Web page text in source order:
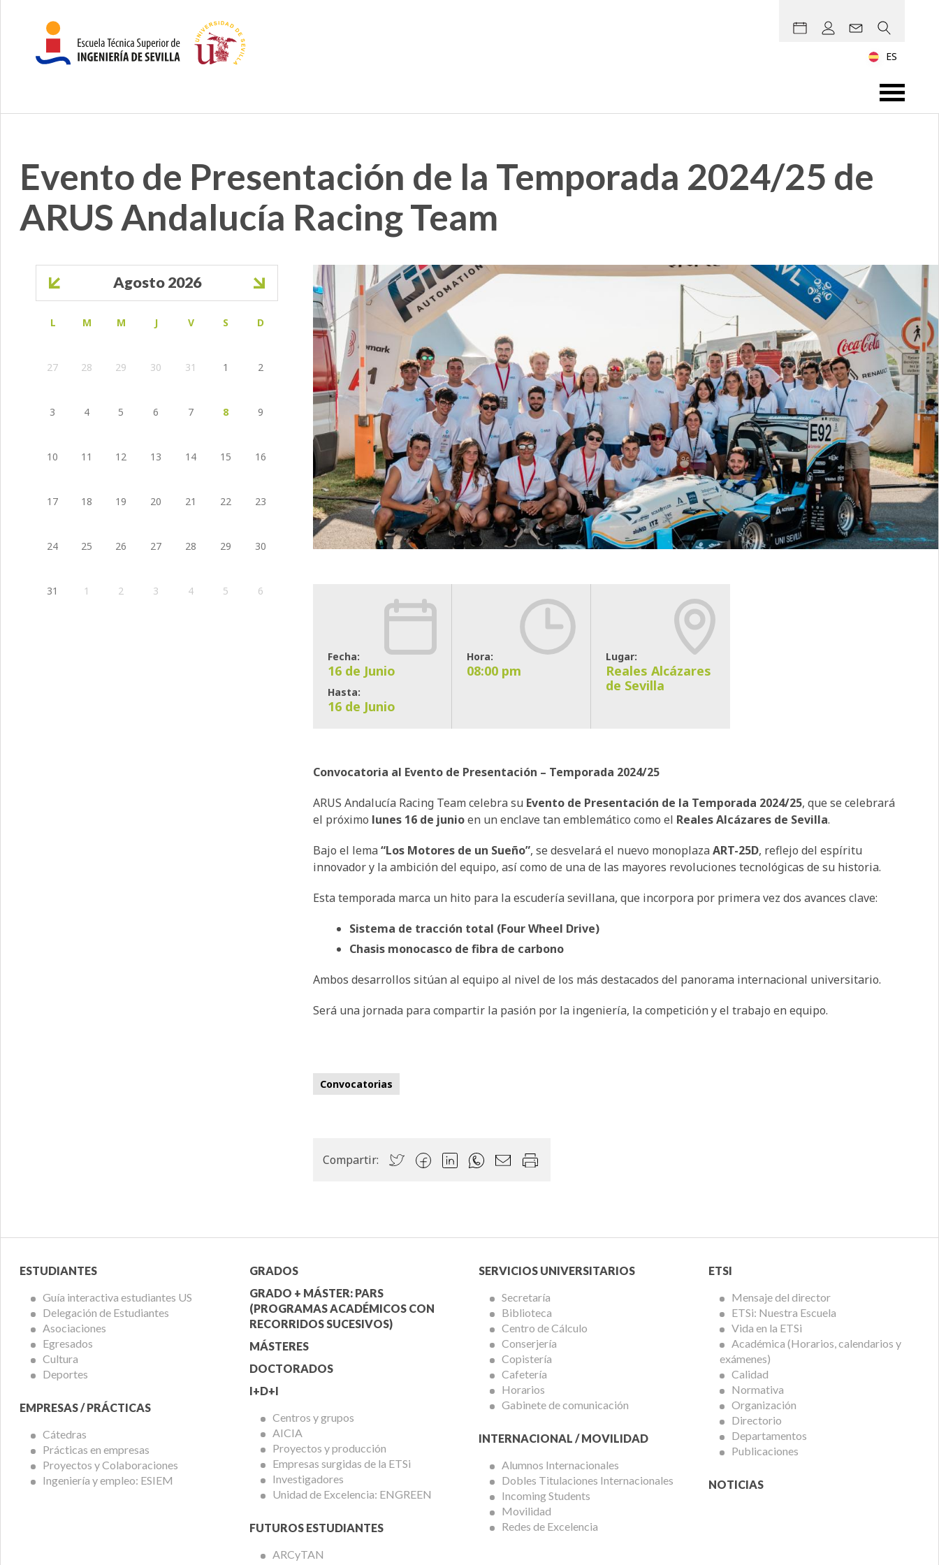
Evento de Presentación de la Temporada 2024/25 de
ARUS Andalucía Racing Team
Fecha:
16 de Junio
Hasta:
16 de Junio
Hora:
08:00 pm
Lugar:
Reales Alcázares
de Sevilla
Convocatoria al Evento de Presentación – Temporada 2024/25
ARUS Andalucía Racing Team celebra su Evento de Presentación de la Temporada 2024/25, que se celebrará
el próximo lunes 16 de junioen un enclave tan emblemático como el Reales Alcázares de Sevilla.
Bajo el lema“Los Motores de un Sueño”, se desvelará el nuevo monoplazaART-25D, reflejo del espíritu
innovador y la ambición del equipo, así como de una de las mayores revoluciones tecnológicas de su historia.
Esta temporada marca un hito para la escudería sevillana, que incorpora por primera vez dos avances clave:
Sistema de tracción total (Four Wheel Drive)
Chasis monocasco de fibra de carbono
Ambos desarrollos sitúan al equipo al nivel de los más destacados del panorama internacional universitario.
Será una jornada para compartir la pasión por la ingeniería, la competición y el trabajo en equipo.
Convocatorias
Compartir:
Agosto 2026
L M M J V S D
27 28 29 30 31 1 2
3 4 5 6 7 8 9
10 11 12 13 14 15 16
17 18 19 20 21 22 23
24 25 26 27 28 29 30
31 1 2 3 4 5 6
Menú
Alumnos
ESTUDIANTES
Guía interactiva estudiantes US
Delegación de Estudiantes
Asociaciones
Egresados
Cultura
Deportes
EMPRESAS / PRÁCTICAS
Cátedras
Prácticas en empresas
Proyectos y Colaboraciones
Ingeniería y empleo: ESIEM
Menú
Oferta
Académica
GRADOS
GRADO + MÁSTER: PARS
(PROGRAMAS ACADÉMICOS CON
RECORRIDOS SUCESIVOS)
MÁSTERES
DOCTORADOS
I+D+I
Centros y grupos
AICIA
Proyectos y producción
Empresas surgidas de la ETSi
Investigadores
Unidad de Excelencia: ENGREEN
FUTUROS ESTUDIANTES
ARCyTAN
Menú
Servicios
Universitarios
SERVICIOS UNIVERSITARIOS
Secretaría
Biblioteca
Centro de Cálculo
Conserjería
Copistería
Cafetería
Horarios
Gabinete de comunicación
INTERNACIONAL / MOVILIDAD
Alumnos Internacionales
Dobles Titulaciones Internacionales
Incoming Students
Movilidad
Redes de Excelencia
Menú
ETSi
ETSI
Mensaje del director
ETSi: Nuestra Escuela
Vida en la ETSi
Académica (Horarios, calendarios y
exámenes)
Calidad
Normativa
Organización
Directorio
Departamentos
Publicaciones
NOTICIAS
ES